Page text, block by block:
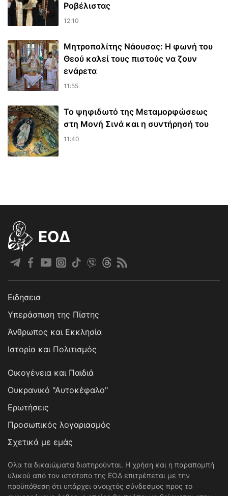
Ροβέλιστας
12:10
Μητροπολίτης Νάουσας: Η φωνή του
Θεού καλεί τους πιστούς να ζουν
ενάρετα
11:55
Το ψηφιδωτό της Μεταμορφώσεως
στη Μονή Σινά και η συντήρησή του
11:40
EOΔ
Ειδησεισ
Υπεράσπιση της Πίστης
Άνθρωπος και Εκκλησία
Ιστορία και Πολιτισμός
Οικογένεια και Παιδιά
Ουκρανικό "Αυτοκέφαλο"
Ερωτήσεις
Προσωπικός λογαριασμός
Σχετικά με εμάς
Ολα τα δικαιώματα διατηρούνται. Η χρήση και η παραπομπή
υλικού από τον ιστότοπο της ΕΟΔ επιτρέπεται με την
προϋπόθεση ότι υπάρχει ανοιχτός σύνδεσμος προς το